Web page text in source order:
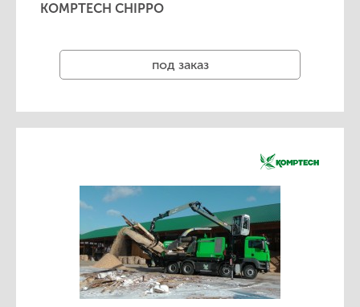
KOMPTECH CHIPPO
под заказ